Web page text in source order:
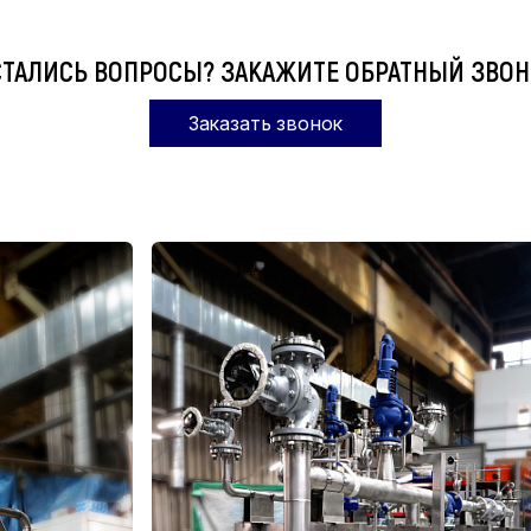
ВОПРОСЫ? ЗАКАЖИТЕ ОБРАТНЫЙ
Заказать звонок